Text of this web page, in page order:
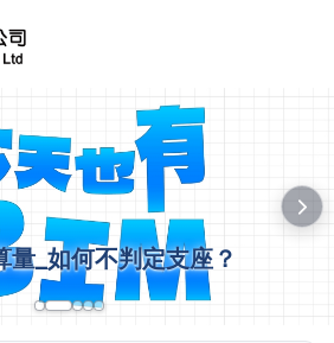
量_如何不判定支座？